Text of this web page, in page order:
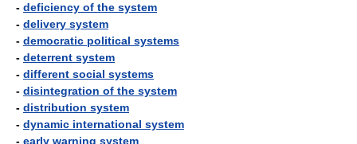
- deficiency of the system
- delivery system
- democratic political systems
- deterrent system
- different social systems
- disintegration of the system
- distribution system
- dynamic international system
- early warning system